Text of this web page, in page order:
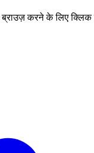
ब्राउज़ करने के लिए